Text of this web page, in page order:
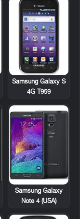
Samsung Galaxy S
4G T959
Samsung Galaxy
Note 4 (USA)